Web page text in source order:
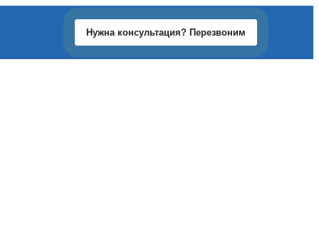
Нужна консультация? Перезвоним